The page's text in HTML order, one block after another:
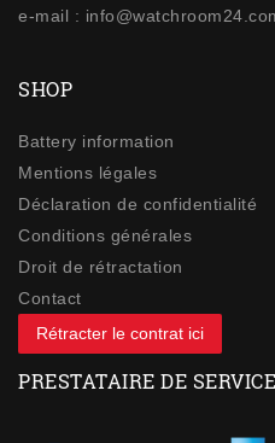
e-mail :
SHOP
Battery information
Mentions légales
Déclaration de confidentialité
Conditions générales
Droit de rétractation
Contact
Rétracter le contrat ici
PRESTATAIRE DE